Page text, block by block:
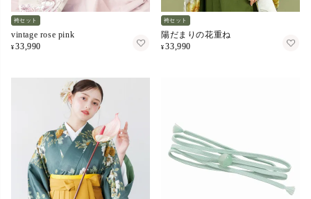
袴セット
vintage rose pink
¥ 33,990
袴セット
陽だまりの花重ね
¥ 33,990